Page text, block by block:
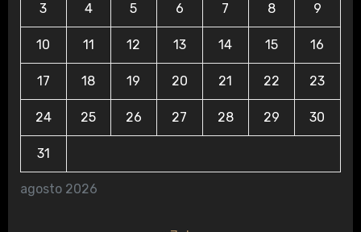
agosto 2026
3 4 5 6 7 8 9
10 11 12 13 14 15 16
17 18 19 20 21 22 23
24 25 26 27 28 29 30
31